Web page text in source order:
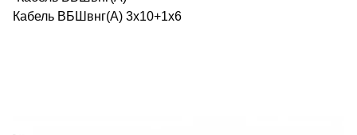
Кабель ВБШвнг(А) 3х10+1х6